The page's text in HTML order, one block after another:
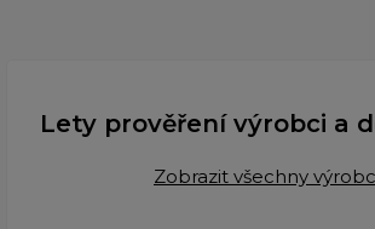
Lety prověření výrobci a
Zobrazit všechny